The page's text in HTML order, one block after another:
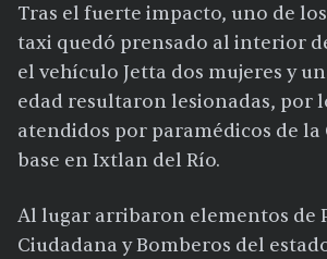
Tras el fuerte impacto, uno de
taxi quedó prensado al interior
el vehículo Jetta dos mujeres y
edad resultaron lesionadas, por
atendidos por paramédicos de la
base en Ixtlan del Río.
Al lugar arribaron elementos de
Ciudadana y Bomberos del